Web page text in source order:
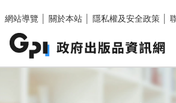
網站導覽
關於本站 隱私權及安全政策